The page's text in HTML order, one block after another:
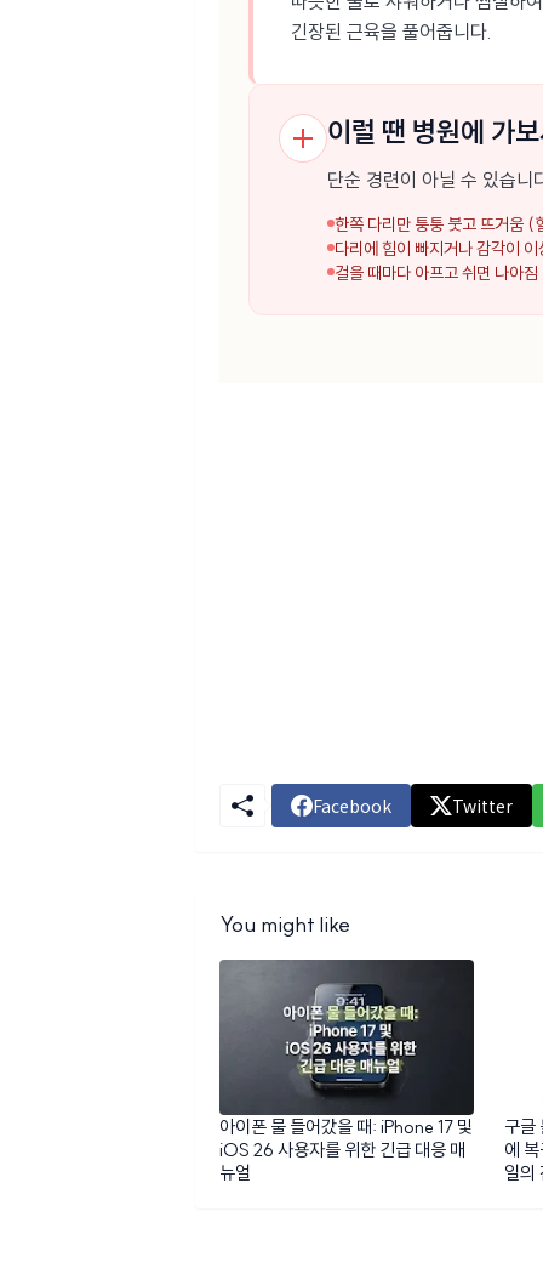
긴장된 근육을 풀어줍니다.
이럴 땐 병원에 가
단순 경련이 아닐 수 있습니
한쪽 다리만 퉁퉁 붓고 뜨거움 (
다리에 힘이 빠지거나 감각이 이
걸을 때마다 아프고 쉬면 나아
Facebook Twitter
You might like
아이폰 물 들어갔을 때: iPhone 17 및
iOS 26 사용자를 위한 긴급 대응 매
뉴얼
구글
에
일의